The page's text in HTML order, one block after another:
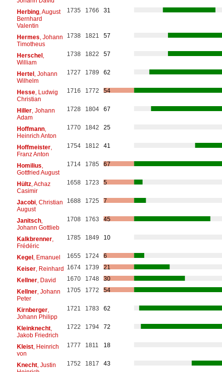
Herbing, August
Bernhard
Valentin
1735 1766 31
Hermes , Johann
Timotheus
1738 1821 57
Herschel,
William
1738 1822 57
Hertel, Johann
Wilhelm
1727 1789 62
Hesse, Ludwig
Christian
1716 1772 54
Hiller, Johann
Adam
1728 1804 67
Hoffmann,
Heinrich Anton
1770 1842 25
Hoffmeister,
Franz Anton
1754 1812 41
Homilius
Gottfried August
1714 1785 67
Hültz, Achaz
Casimir
1658 1723 5
Jacobi, Christian
August
1688 1725 7
Janitsch,
Johann Gottlieb
1708 1763 45
Kalkbrenner,
Frédéric
1785 1849 10
Kegel, Emanuel 1655 1724
6
Keiser, Reinhard 1674 1739
21
Kellner, David 1670 1748
30
Kellner, Johann
Peter
1705 1772 54
Kirnberger,
Johann Philipp
1721 1783 62
Kleinknecht,
Jakob Friedrich
1722 1794 72
Kleist, Heinrich
von
1777 1811 18
Knecht, Justin
1752 1817 43